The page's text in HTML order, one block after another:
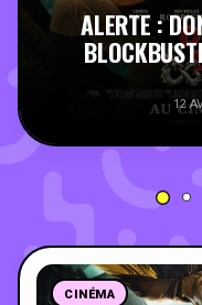
ALERTE :
12
CINÉMA